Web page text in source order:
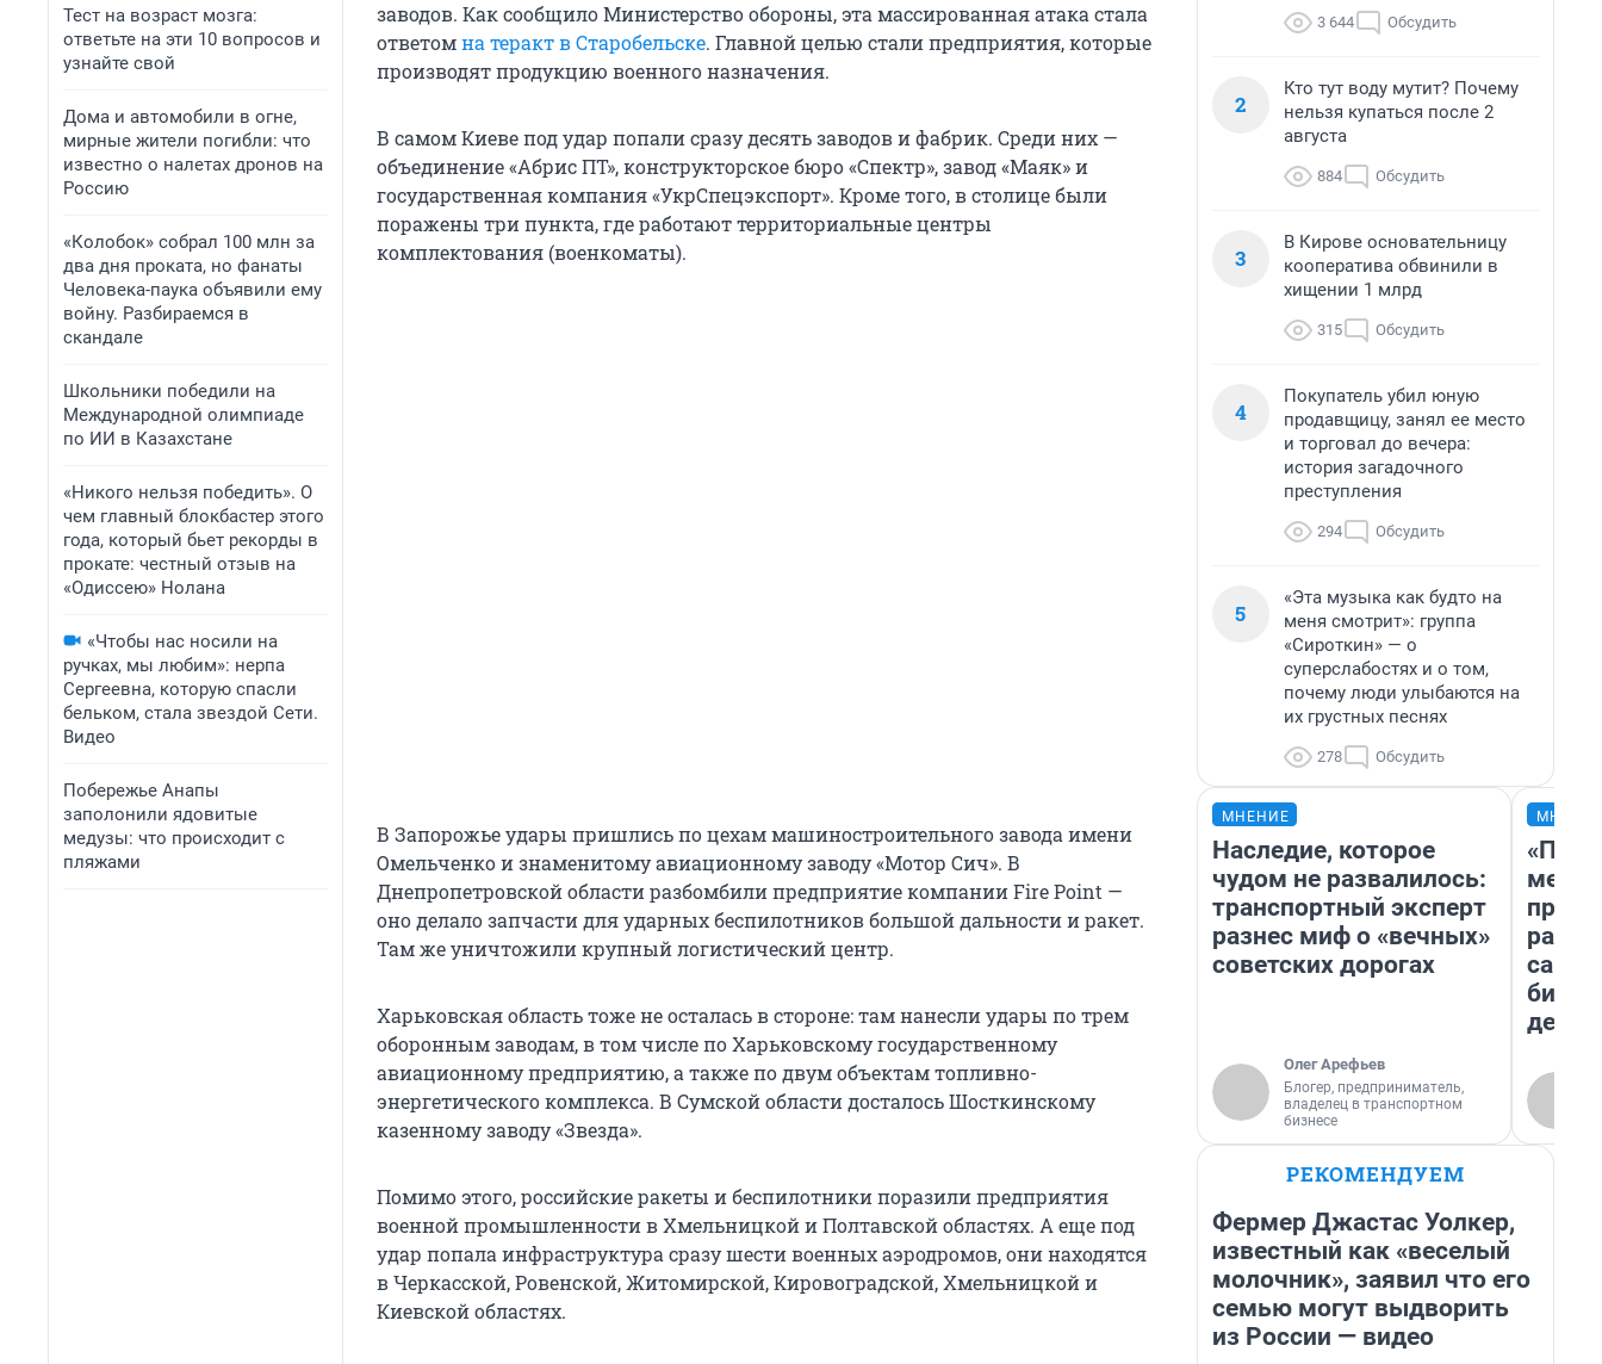
Тест на возраст мозга:
ответьте на эти 10 вопросов и
узнайте свой
Дома и автомобили в огне,
мирные жители погибли: что
известно о налетах дронов на
Россию
«Колобок» собрал 100 млн за
два дня проката, но фанаты
Человека-паука объявили ему
войну. Разбираемся в
скандале
Школьники победили на
Международной олимпиаде
по ИИ в Казахстане
«Никого нельзя победить». О
чем главный блокбастер этого
года, который бьет рекорды в
прокате: честный отзыв на
«Одиссею» Нолана
«Чтобы нас носили на
ручках, мы любим»: нерпа
Сергеевна, которую спасли
бельком, стала звездой Сети.
Видео
Побережье Анапы
заполонили ядовитые
медузы: что происходит с
пляжами
заводов. Как сообщило Министерство обороны, эта массированная атака стала
ответомна теракт в Старобельске. Главной целью стали предприятия, которые
производят продукцию военного назначения.
В самом Киеве под удар попали сразу десять заводов и фабрик. Среди них —
объединение «Абрис ПТ», конструкторское бюро «Спектр», завод «Маяк» и
государственная компания «УкрСпецэкспорт». Кроме того, в столице были
поражены три пункта, где работают территориальные центры
комплектования (военкоматы).
В Запорожье удары пришлись по цехам машиностроительного завода имени
Омельченко и знаменитому авиационному заводу «Мотор Сич». В
Днепропетровской области разбомбили предприятие компании Fire Point —
оно делало запчасти для ударных беспилотников большой дальности и ракет.
Там же уничтожили крупный логистический центр.
Харьковская область тоже не осталась в стороне: там нанесли удары по трем
оборонным заводам, в том числе по Харьковскому государственному
авиационному предприятию, а также по двум объектам топливно-
энергетического комплекса. В Сумской области досталось Шосткинскому
казенному заводу «Звезда».
Помимо этого, российские ракеты и беспилотники поразили предприятия
военной промышленности в Хмельницкой и Полтавской областях. А еще под
удар попала инфраструктура сразу шести военных аэродромов, они находятся
в Черкасской, Ровенской, Житомирской, Кировоградской, Хмельницкой и
Киевской областях.
3 644 Обсудить
2
Кто тут воду мутит? Почему
нельзя купаться после 2
августа
884 Обсудить
3
В Кирове основательницу
кооператива обвинили в
хищении 1 млрд
315 Обсудить
4
Покупатель убил юную
продавщицу, занял ее место
и торговал до вечера:
история загадочного
преступления
294 Обсудить
5
«Эта музыка как будто на
меня смотрит»: группа
«Сироткин» — о
суперслабостях и о том,
почему люди улыбаются на
их грустных песнях
278 Обсудить
МНЕНИЕ
Наследие, которое
чудом не развалилось:
транспортный эксперт
разнес миф о «вечных»
советских дорогах
Олег Арефьев
Блогер, предприниматель,
владелец в транспортном
бизнесе
РЕКОМЕНДУЕМ
Фермер Джастас Уолкер,
известный как «веселый
молочник», заявил что его
семью могут выдворить
из России — видео